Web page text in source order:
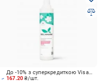
167.20₴/шт.
До -10% з суперкредиткою Visa Вигода